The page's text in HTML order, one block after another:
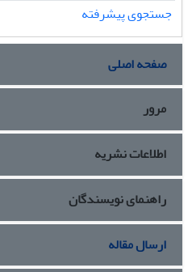
جستجوی پیشرفته
صفحه اصلی
مرور
اطلاعات نشریه
راهنمای نویسندگان
ارسال مقاله